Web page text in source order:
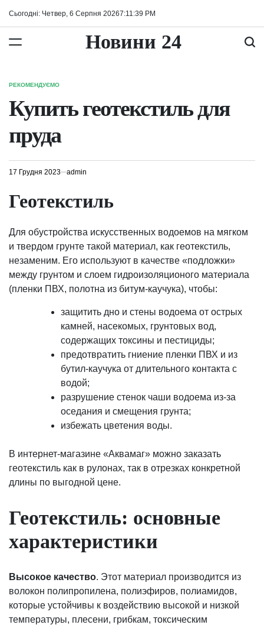
Сьогодні: Четвер, 6 Серпня 20267:11 :39 PM
Новини 24
ОПУБЛІКУВАТИ
РЕКОМЕНДУЄМО
Купить геотекстиль для
пруда
17 Грудня 2023 admin
Геотекстиль
Для обустройства искусственных водоемов на мягком
и твердом грунте такой материал, как геотекстиль,
незаменим. Его используют в качестве «подложки»
между грунтом и слоем гидроизоляционого материала
(пленки ПВХ, полотна из битум-каучука), чтобы:
защитить дно и стены водоема от острых
камней, насекомых, грунтовых вод,
содержащих токсины и пестициды;
предотвратить гниение пленки ПВХ и из
бутил-каучука от длительного контакта с
водой;
разрушение стенок чаши водоема из-за
оседания и смещения грунта;
избежать цветения воды.
В интернет-магазине «Аквамаг» можно заказать
геотекстиль как в рулонах, так в отрезках конкретной
длины по выгодной цене.
Геотекстиль: основные
характеристики
Высокое качество. Этот материал производится из
волокон полипропилена, полиэфиров, полиамидов,
которые устойчивы к воздействию высокой и низкой
температуры, плесени, грибкам, токсическим